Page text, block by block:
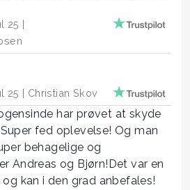
25 |
25 | Christian Skov
har prøvet at skyde
fed oplevelse! Og man
behagelige og
Andreas og Bjørn!Det var en
kan i den grad anbefales!